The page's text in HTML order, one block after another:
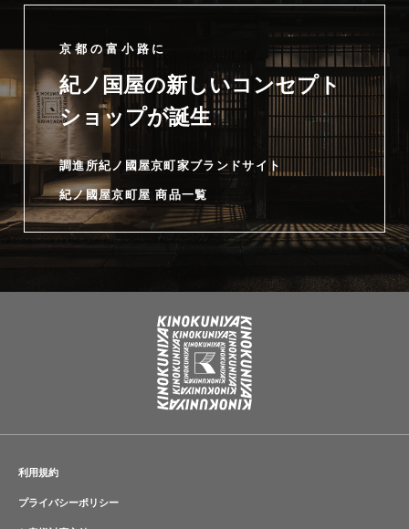
京都の富小路に
紀ノ国屋の新しいコンセプト
ショップが誕生
調進所紀ノ國屋京町家ブランドサイト
紀ノ國屋京町屋 商品一覧
利用規約
プライバシーポリシー